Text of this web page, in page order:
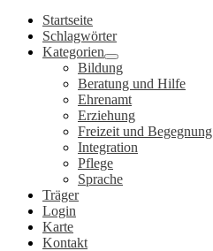
Startseite
Schlagwörter
Kategorien
Bildung
Beratung und Hilfe
Ehrenamt
Erziehung
Freizeit und Begegnung
Integration
Pflege
Sprache
Träger
Login
Karte
Kontakt